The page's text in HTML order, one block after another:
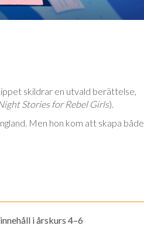
skildrar en utvald berättelse,
Stories for Rebel Girls).
Men hon kom att skapa både
i årskurs 4–6